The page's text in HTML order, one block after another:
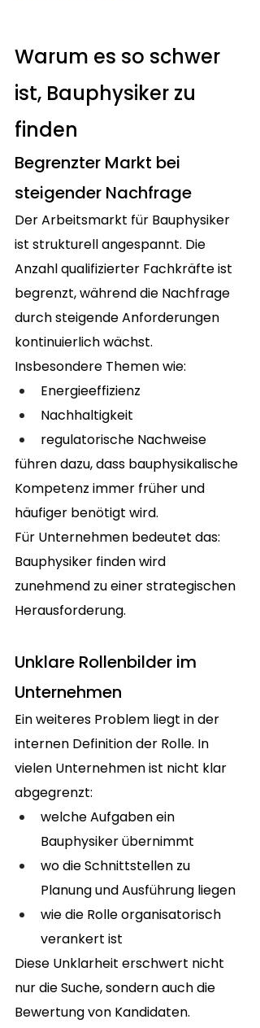
Warum es so schwer
ist, Bauphysiker zu
finden
Begrenzter Markt bei
steigender Nachfrage
Der Arbeitsmarkt für Bauphysiker
ist strukturell angespannt. Die
Anzahl qualifizierter Fachkräfte ist
begrenzt, während die Nachfrage
durch steigende Anforderungen
kontinuierlich wächst.
Insbesondere Themen wie:
Energieeffizienz
Nachhaltigkeit
regulatorische Nachweise
führen dazu, dass bauphysikalische
Kompetenz immer früher und
häufiger benötigt wird.
Für Unternehmen bedeutet das:
Bauphysiker finden wird
zunehmend zu einer strategischen
Herausforderung.
Unklare Rollenbilder im
Unternehmen
Ein weiteres Problem liegt in der
internen Definition der Rolle. In
vielen Unternehmen ist nicht klar
abgegrenzt:
welche Aufgaben ein
Bauphysiker übernimmt
wo die Schnittstellen zu
Planung und Ausführung liegen
wie die Rolle organisatorisch
verankert ist
Diese Unklarheit erschwert nicht
nur die Suche, sondern auch die
Bewertung von Kandidaten.